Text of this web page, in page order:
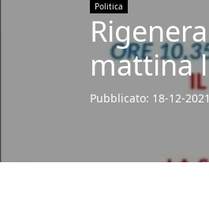
Politica
mattina
Pubblicato: 18-12-2021